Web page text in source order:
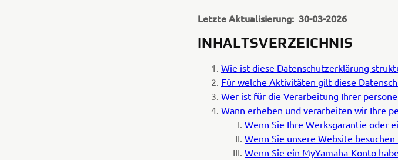
Letzte Aktualisierung: 30-03-2026
INHALTSVERZEICHNIS
Wie ist diese Datenschutzerklärung
Für welche Aktivitäten gilt diese
Wer ist für die Verarbeitung Ihrer
Wann erheben und verarbeiten wir Ihre
Wenn Sie Ihre Werksgarantie oder
Wenn Sie unsere Website
Wenn Sie ein MyYamaha-Konto